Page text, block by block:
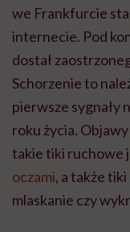
we Frankfurcie
internecie. Pod
dostał
Schorzenie to
pierwsze sygnały
roku życia.
takie tiki ruchowe
oczami, a także
mlaskanie czy